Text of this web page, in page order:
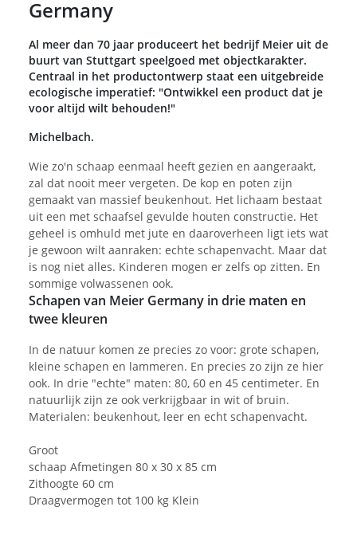
Germany
Al meer dan 70 jaar produceert het bedrijf Meier uit de
buurt van Stuttgart speelgoed met objectkarakter.
Centraal in het productontwerp staat een uitgebreide
ecologische imperatief: "Ontwikkel een product dat je
voor altijd wilt behouden!"
Michelbach.
Wie zo'n schaap eenmaal heeft gezien en aangeraakt,
zal dat nooit meer vergeten. De kop en poten zijn
gemaakt van massief beukenhout. Het lichaam bestaat
uit een met schaafsel gevulde houten constructie. Het
geheel is omhuld met jute en daaroverheen ligt iets wat
je gewoon wilt aanraken: echte schapenvacht. Maar dat
is nog niet alles. Kinderen mogen er zelfs op zitten. En
sommige volwassenen ook.
Schapen van Meier Germany in drie maten en
twee kleuren
In de natuur komen ze precies zo voor: grote schapen,
kleine schapen en lammeren. En precies zo zijn ze hier
ook. In drie "echte" maten: 80, 60 en 45 centimeter. En
natuurlijk zijn ze ook verkrijgbaar in wit of bruin.
Materialen: beukenhout, leer en echt schapenvacht.
Groot
schaap Afmetingen 80 x 30 x 85 cm
Zithoogte 60 cm
Draagvermogen tot 100 kg Klein